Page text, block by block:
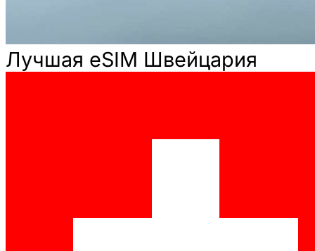
Лучшая eSIM Швейцария